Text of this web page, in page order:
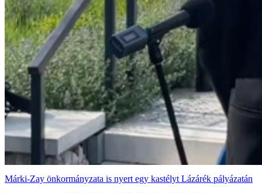
Márki-Zay önkormányzata is nyert egy kastélyt Lázárék pályázatán